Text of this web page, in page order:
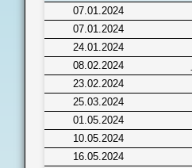
07.01.2024
07.01.2024
24.01.2024
08.02.2024
23.02.2024
25.03.2024
01.05.2024
10.05.2024
16.05.2024